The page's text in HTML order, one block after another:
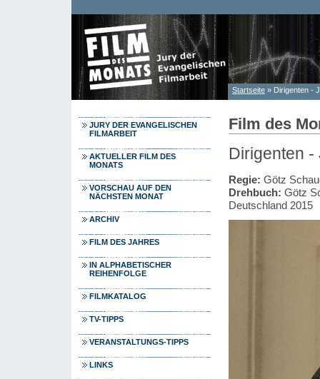
Sie sind hier
Startseite » Dirigenten -
JURY DER EVANGELISCHEN
FILMARBEIT
AKTUELLER FILM DES
MONATS
VORSCHAU AUF DEN
NÄCHSTEN MONAT
ARCHIV
FILM DES JAHRES
IN ALPHABETISCHER
REIHENFOLGE
FILMKATALOG
TV-TIPPS
VERANSTALTUNGS-TIPPS
LINKS
Film des
Dirigenten
Regie: Götz
Drehbuch: Götz
Deutschland 2015